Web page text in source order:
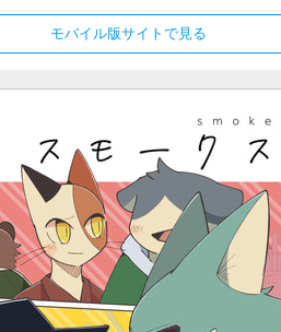
モバイル版サイトで見る